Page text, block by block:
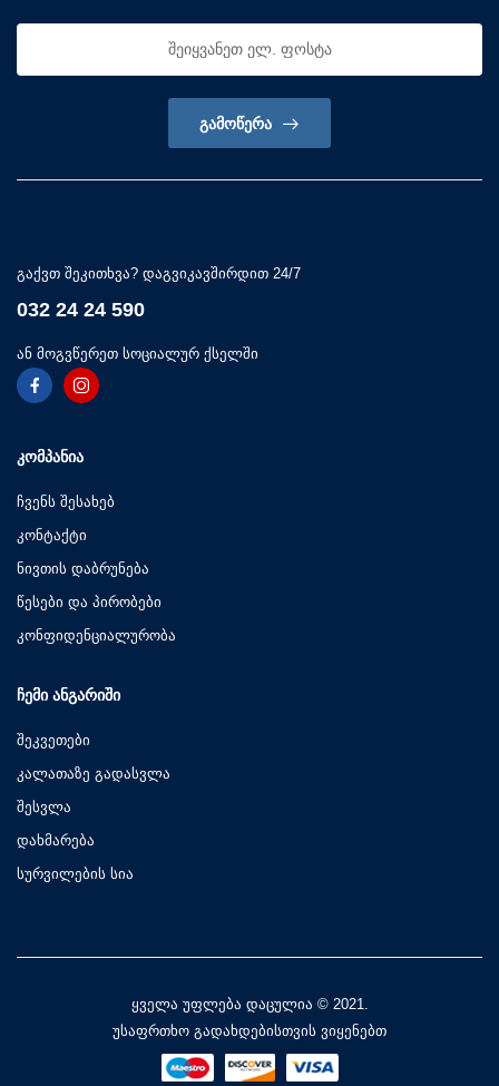
ᲒᲐᲛᲝᲬᲔᲠᲐ
გაქვთ შეკითხვა? დაგვიკავშირდით 24/7
032 24 24 590
ან მოგვწერეთ სოციალურ ქსელში
ᲙᲝᲛᲞᲐᲜᲘᲐ
ჩვენს შესახებ
კონტაქტი
ნივთის დაბრუნება
წესები და პირობები
კონფიდენციალურობა
ᲩᲔᲛᲘ ᲐᲜᲒᲐᲠᲘᲨᲘ
შეკვეთები
კალათაზე გადასვლა
შესვლა
დახმარება
სურვილების სია
ყველა უფლება დაცულია © 2021.
უსაფრთხო გადახდებისთვის ვიყენებთ